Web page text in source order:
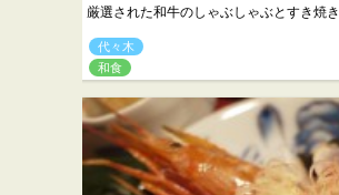
厳選された和牛のしゃぶしゃぶとすき焼き
代々木
和食